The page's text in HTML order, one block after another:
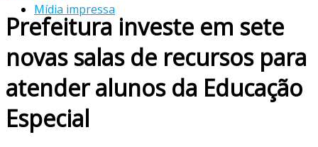
Mídia impressa
Prefeitura investe em sete
novas salas de recursos para
atender alunos da Educação
Especial